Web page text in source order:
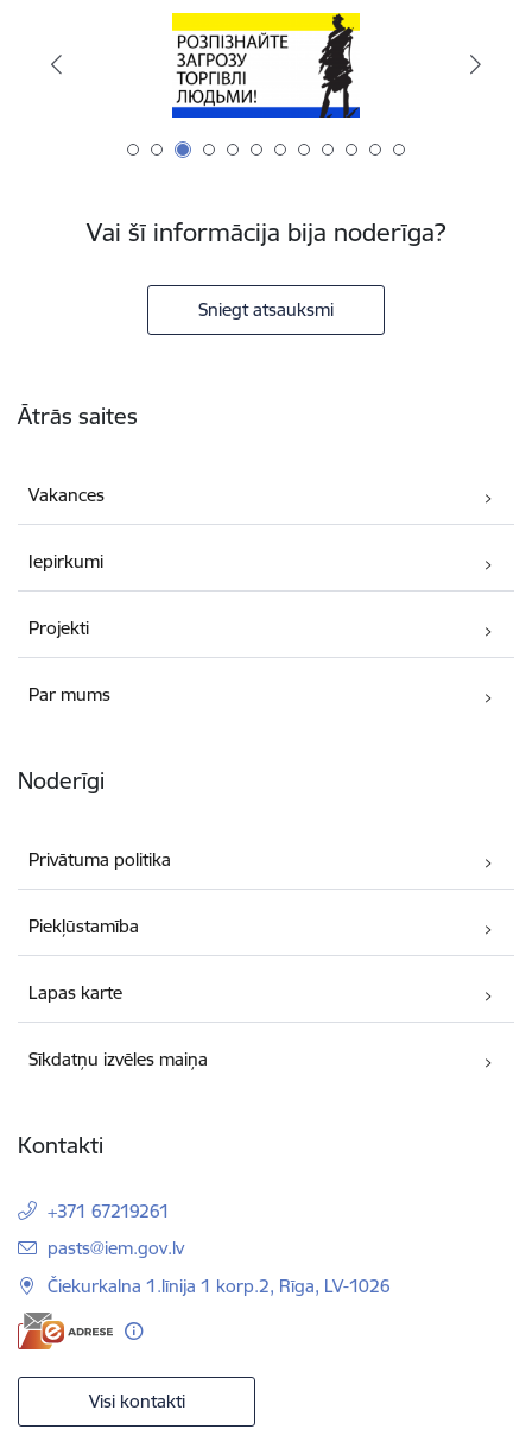
Vai šī informācija bija noderīga?
Sniegt atsauksmi
Ātrās saites
Vakances
Iepirkumi
Projekti
Par mums
Noderīgi
Privātuma politika
Piekļūstamība
Lapas karte
Sīkdatņu izvēles maiņa
Kontakti
+371 67219261
E-pasts:
pasts@iem.gov.lv
Čiekurkalna 1.līnija 1 korp.2, Rīga, LV-1026
Visi kontakti